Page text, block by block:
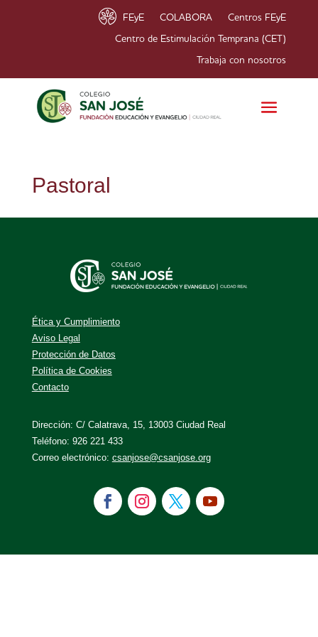
FEyE COLABORA Centros FEyE
Centro de Estimulación Temprana (CET)
Trabaja con nosotros
Pastoral
Ética y Cumplimiento
Aviso Legal
Protección de Datos
Política de Cookies
Contacto
Dirección: C/ Calatrava, 15, 13003 Ciudad Real
Teléfono: 926 221 433
Correo electrónico: csanjose@csanjose.org